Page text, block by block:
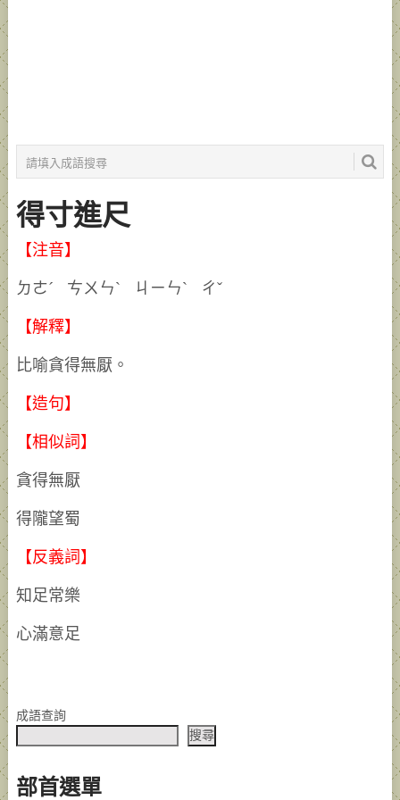
得寸進尺
【注音】
ㄉㄜˊ ㄘㄨㄣˋ ㄐㄧㄣˋ ㄔˇ
【解釋】
比喻貪得無厭。
【造句】
【相似詞】
貪得無厭
得隴望蜀
【反義詞】
知足常樂
心滿意足
成語查詢
搜尋
部首選單